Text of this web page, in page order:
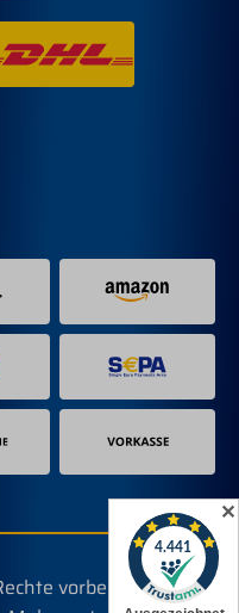
vorbehalten.
✕